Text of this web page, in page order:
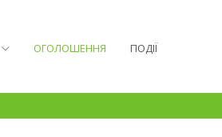
ОГОЛОШЕННЯ ПОДІЇ